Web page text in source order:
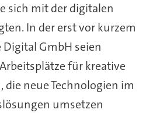
sich mit der digitalen
In der erst vor kurzem
GmbH seien
für kreative
die neue Technologien im
umsetzen